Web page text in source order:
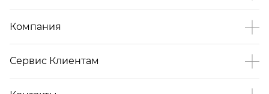
Компания
Сервис Клиентам